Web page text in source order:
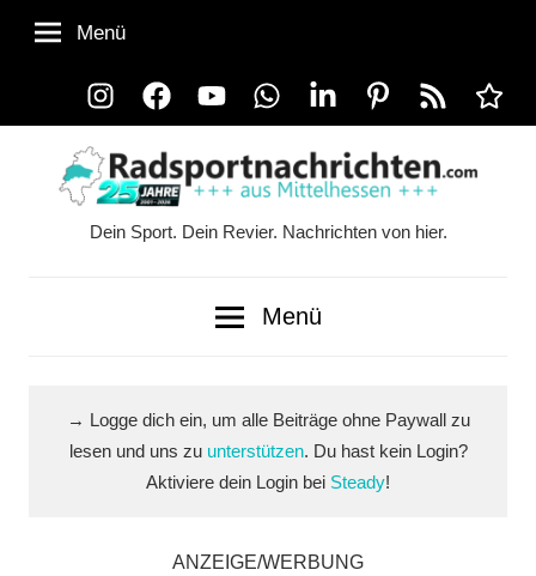
Inhalt
InstagramFacebookYouTubeWhatsAppLinkedInPinterestRSS-
Feed
Alle
Menü
Dein Sport. Dein Revier. Nachrichten von hier.
Menü
→ Logge dich ein, um alle Beiträge ohne Paywall zu
lesen und uns zu unterstützen. Du hast kein Login?
Aktiviere dein Login bei Steady!
ANZEIGE/WERBUNG